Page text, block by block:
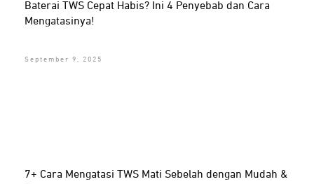
Baterai TWS Cepat Habis? Ini 4 Penyebab dan Cara
Mengatasinya!
September 9, 2025
7+ Cara Mengatasi TWS Mati Sebelah dengan Mudah &